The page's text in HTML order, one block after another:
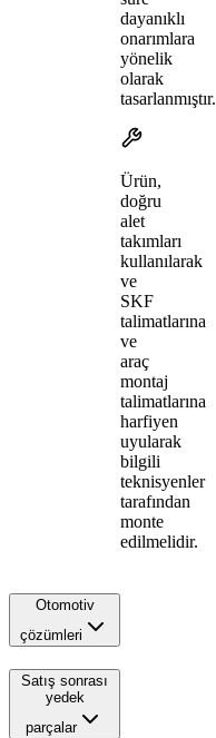
dayanıklı
onarımlara
yönelik
olarak
tasarlanmıştır.
Ürün,
doğru
alet
takımları
kullanılarak
ve
SKF
talimatlarına
ve
araç
montaj
talimatlarına
harfiyen
uyularak
bilgili
teknisyenler
tarafından
monte
edilmelidir.
Otomotiv
çözümleri
Satış sonrası
yedek
parçalar